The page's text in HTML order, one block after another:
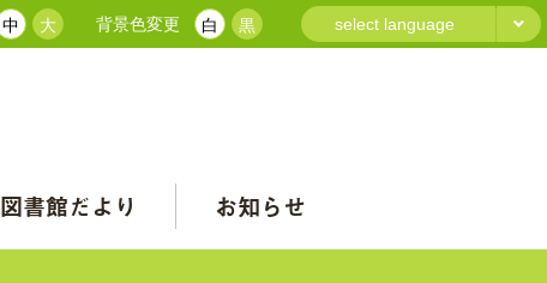
中 大 背景色変更 白 黒 select language
図書館だより お知らせ